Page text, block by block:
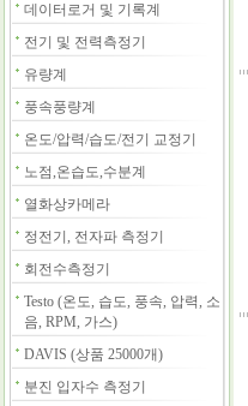
데이터로거 및 기록계
전기 및 전력측정기
유량계
풍속풍량계
온도/압력/습도/전기 교정기
노점,온습도,수분계
열화상카메라
정전기, 전자파 측정기
회전수측정기
Testo (온도, 습도, 풍속, 압력, 소
음, RPM, 가스)
DAVIS (상품 25000개)
분진 입자수 측정기